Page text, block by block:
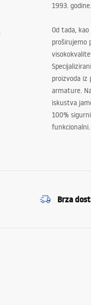
1993. godine.
Od tada,
proširujemo
proizvoda iz
armature.
iskustva
100%
funkcionalni.
Brza